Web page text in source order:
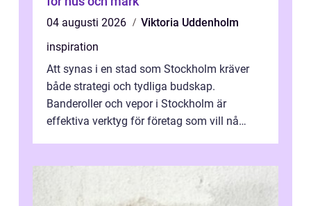
04 augusti 2026
Viktoria Uddenholm
inspiration
Att synas i en stad som Stockholm kräver
både strategi och tydliga budskap.
Banderoller och vepor i Stockholm är
effektiva verktyg för företag som vill nå